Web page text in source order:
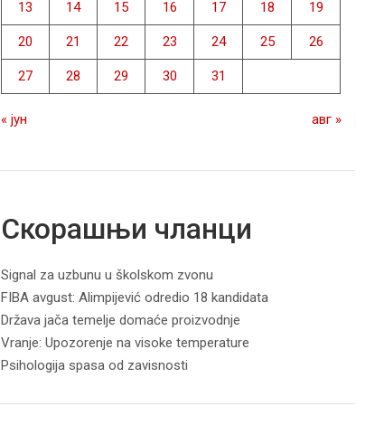
13 14 15 16 17 18 19
20 21 22 23 24 25 26
27 28 29 30 31
« јун авг »
Скорашњи чланци
Signal za uzbunu u školskom zvonu
FIBA avgust: Alimpijević odredio 18 kandidata
Država jača temelje domaće proizvodnje
Vranje: Upozorenje na visoke temperature
Psihologija spasa od zavisnosti